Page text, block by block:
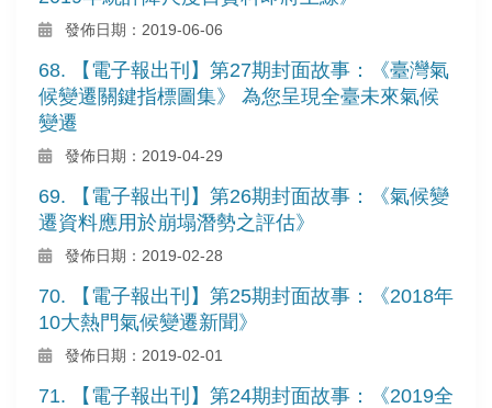
發佈日期：2019-06-06
68. 【電子報出刊】第27期封面故事：《臺灣氣
候變遷關鍵指標圖集》 為您呈現全臺未來氣候
變遷
發佈日期：2019-04-29
69. 【電子報出刊】第26期封面故事：《氣候變
遷資料應用於崩塌潛勢之評估》
發佈日期：2019-02-28
70. 【電子報出刊】第25期封面故事：《2018年
10大熱門氣候變遷新聞》
發佈日期：2019-02-01
71. 【電子報出刊】第24期封面故事：《2019全